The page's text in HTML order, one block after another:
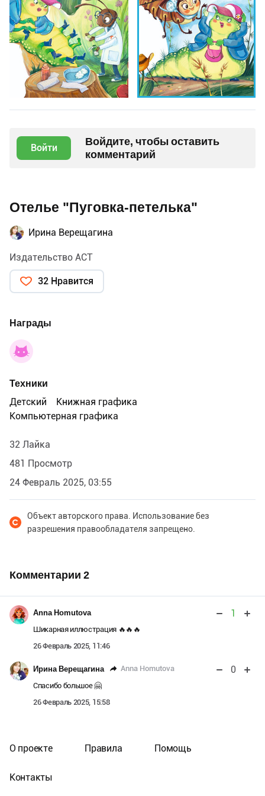
Войти
Войдите, чтобы оставить
комментарий
Отелье "Пуговка-петелька"
Ирина Верещагина
Издательство АСТ
32 Нравится
Награды
Техники
Детский
Книжная графика
Компьютерная графика
32 Лайка
481 Просмотр
24 Февраль 2025, 03:55
Объект авторского права. Использование без
разрешения правообладателя запрещено.
Комментарии 2
Anna Homutova 1
Шикарная иллюстрация 🔥🔥🔥
26 Февраль 2025, 11:46
Ирина Верещагина Anna Homutova 0
Спасибо большое 🤗
26 Февраль 2025, 15:58
О проекте Правила Помощь
Контакты